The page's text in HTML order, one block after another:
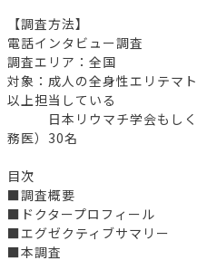
【調査方法】
電話インタビュー調査
調査エリア：全国
対象：成人の全身性エリテマ
以上担当している
日本リウマチ学会もしく
務医）30名
目次
■調査概要
■ドクタープロフィール
■エグゼクティブサマリー
■本調査